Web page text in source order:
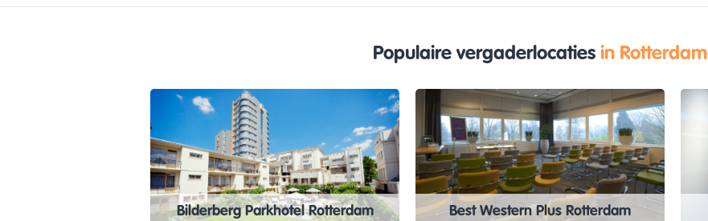
Populaire vergaderlocaties in Rotterdam
Bilderberg Parkhotel Rotterdam Best Western Plus Rotterdam